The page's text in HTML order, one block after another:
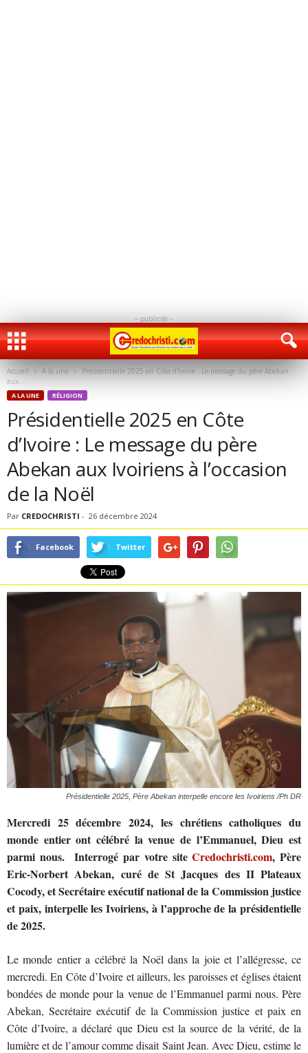
-- publicité --
Accueil A la une
Présidentielle 2025 en Côte d’Ivoire : Le message du père Abekan
aux...
A LA UNE RÉLIGION
Présidentielle 2025 en Côte
d’Ivoire : Le message du père
Abekan aux Ivoiriens à l’occasion
de la Noël
Par CREDOCHRISTI - 26 décembre 2024
Facebook Twitter
Présidentielle 2025, Père Abekan interpelle encore les Ivoiriens /Ph DR
Mercredi 25 décembre 2024, les chrétiens catholiques du
monde entier ont célébré la venue de l’Emmanuel, Dieu est
parmi nous. Interrogé par votre siteCredochristi.com, Père
Eric-Norbert Abekan, curé de St Jacques des II Plateaux
Cocody, et Secrétaire exécutif national de la Commission justice
et paix, interpelle les Ivoiriens, à l’approche de la présidentielle
de 2025.
Le monde entier a célébré la Noël dans la joie et l’allégresse, ce
mercredi. En Côte d’Ivoire et ailleurs, les paroisses et églises étaient
bondées de monde pour la venue de l’Emmanuel parmi nous. Père
Abekan, Secrétaire exécutif de la Commission justice et paix en
Côte d’Ivoire, a déclaré que Dieu est la source de la vérité, de la
lumière et de l’amour comme disait Saint Jean. Avec Dieu, estime le